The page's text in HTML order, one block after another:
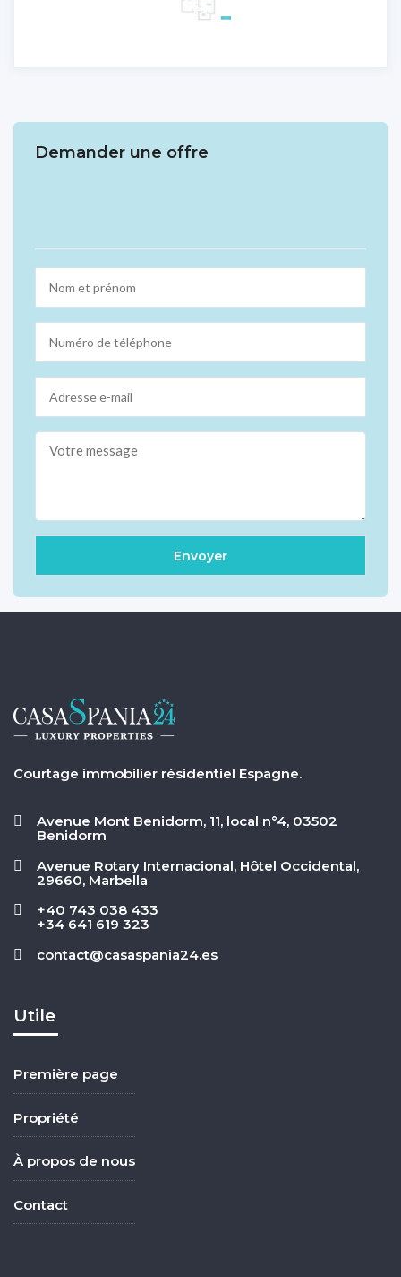
Demander une offre
Courtage immobilier résidentiel Espagne.
Avenue Mont Benidorm, 11, local n°4, 03502
Benidorm
Avenue Rotary Internacional, Hôtel Occidental,
29660, Marbella
+40 743 038 433
+34 641 619 323
contact@casaspania24.es
Utile
Première page
Propriété
À propos de nous
Contact